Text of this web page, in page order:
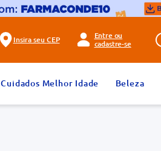
Insira seu CEP
Entre ou
cadastre-se
Cuidados Melhor Idade Beleza